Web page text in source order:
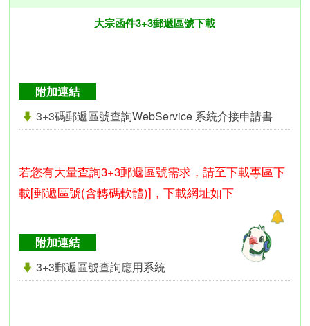
大宗函件3+3郵遞區號下載
附加連結
3+3碼郵遞區號查詢WebService 系統介接申請書
若您有大量查詢3+3郵遞區號需求，請至下載專區下
載[郵遞區號(含轉碼軟體)]，下載網址如下
附加連結
3+3郵遞區號查詢應用系統